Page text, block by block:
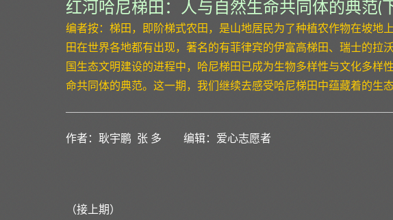
红河哈尼梯田：人与自然生命共同体的典范(
编者按：梯田，即阶梯式农田，是山地居民为了种植农作物在坡地
田在世界各地都有出现，著名的有菲律宾的伊富高梯田、瑞士的拉
国生态文明建设的进程中，哈尼梯田已成为生物多样性与文化多样
命共同体的典范。这一期，我们继续去感受哈尼梯田中蕴藏着的生态
作者：耿宇鹏 张 多 编辑：爱心志愿者
（接上期）